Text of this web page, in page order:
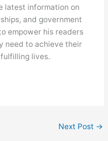
latest information on
and government
empower his readers
need to achieve their
lives.
Next Post →